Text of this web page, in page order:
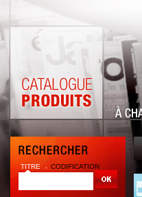
TITRE CODIFICATION